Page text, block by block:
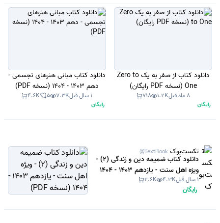
دانلود کتاب از صفر به یک Zero to
One (نسخه PDF رایگان)
8 ماه قبل 1.2K
718
رایگان
دانلود کتاب مبانی هنرهای تجسمی -
دهم 1403 - 1404 (نسخه PDF)
1 سال قبل 7.3K
5
4.6K
رایگان
تکست‌بوک @TextBook
دانلود کتاب ضمیمه دین و زندگی (2) -
ویژه اهل سنت - یازدهم 1403 - 1404
(نسخه PDF)1 سال قبل 4.3K
2.6K
رایگان